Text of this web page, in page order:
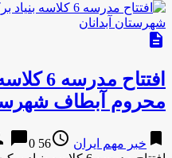
description
افتتاح
محروم آبطاف
bookmark خبر مهم ایران access_time
56 years ago
chat_bubble0